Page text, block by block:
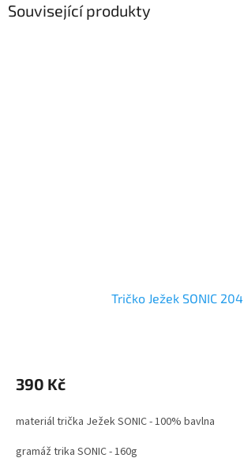
Související produkty
Tričko Ježek SONIC 204
produktu
je
z
390 Kč
materiál trička Ježek SONIC - 100% bavlna
gramáž trika SONIC - 160g